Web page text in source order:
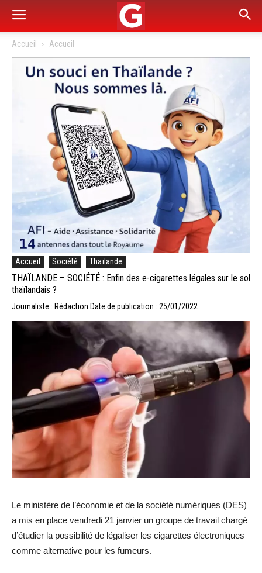
Accueil Accueil
Accueil Société Thaïlande
THAÏLANDE – SOCIÉTÉ : Enfin des e-cigarettes légales sur le sol
thaïlandais ?
Journaliste : Rédaction Date de publication : 25/01/2022
Le ministère de l’économie et de la société numériques (DES)
a mis en place vendredi 21 janvier un groupe de travail chargé
d’étudier la possibilité de légaliser les cigarettes électroniques
comme alternative pour les fumeurs.